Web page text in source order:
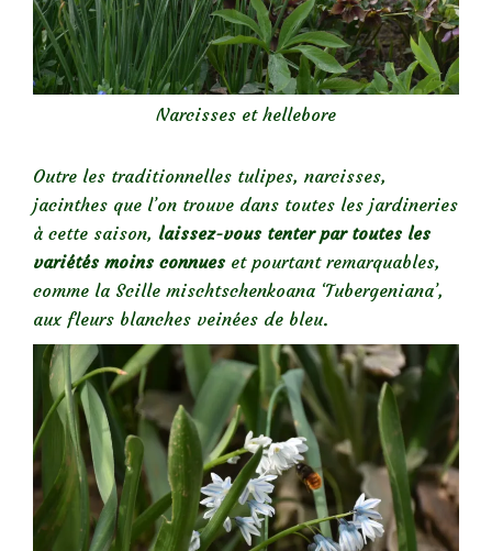
Narcisses et hellebore
Outre les traditionnelles tulipes, narcisses,
jacinthes que l’on trouve dans toutes les jardineries
à cette saison, laissez-vous tenter par toutes les
variétés moins connues et pourtant remarquables,
comme la Scille mischtschenkoana ‘Tubergeniana’,
aux fleurs blanches veinées de bleu.